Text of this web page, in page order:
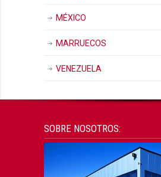
MÉXICO
MARRUECOS
VENEZUELA
SOBRE NOSOTROS: